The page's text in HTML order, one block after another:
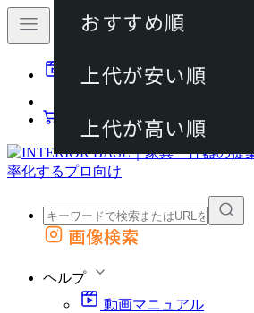
動画マニュアル
カート
外部サイトの商品をカートに追加
画像検索
ヘルプ
動画マニュアル
おすすめ順
上代が安い順
上代が高い順